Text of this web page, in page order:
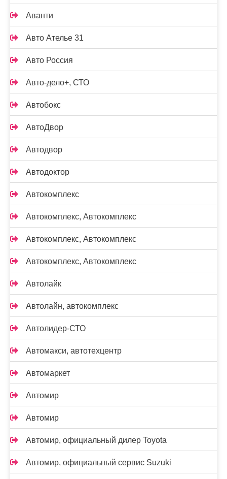
Аванти
Авто Ателье 31
Авто Россия
Авто-дело+, СТО
Автобокс
АвтоДвор
Автодвор
Автодоктор
Автокомплекс
Автокомплекс, Автокомплекс
Автокомплекс, Автокомплекс
Автокомплекс, Автокомплекс
Автолайк
Автолайн, автокомплекс
Автолидер-СТО
Автомакси, автотехцентр
Автомаркет
Автомир
Автомир
Автомир, официальный дилер Toyota
Автомир, официальный сервис Suzuki